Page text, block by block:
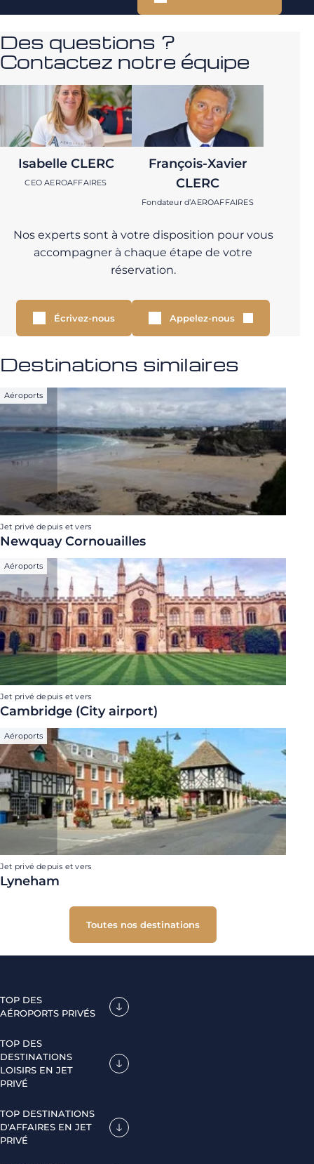
Des questions ?
Contactez notre équipe
Isabelle CLERC
CEO AEROAFFAIRES
François-Xavier
CLERC
Fondateur d’AEROAFFAIRES
Nos experts sont à votre disposition pour vous
accompagner à chaque étape de votre
réservation.
Écrivez-nous Appelez-nous
Destinations similaires
Aéroports
Jet privé depuis et vers
Newquay Cornouailles
Aéroports
Jet privé depuis et vers
Cambridge (City airport)
Aéroports
Jet privé depuis et vers
Lyneham
Toutes nos destinations
TOP DES
AÉROPORTS PRIVÉS
TOP DES
DESTINATIONS
LOISIRS EN JET
PRIVÉ
TOP DESTINATIONS
D'AFFAIRES EN JET
PRIVÉ